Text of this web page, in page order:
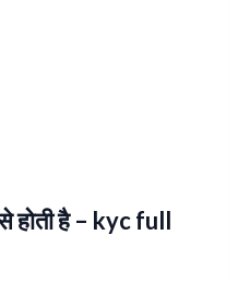
होती है – kyc full